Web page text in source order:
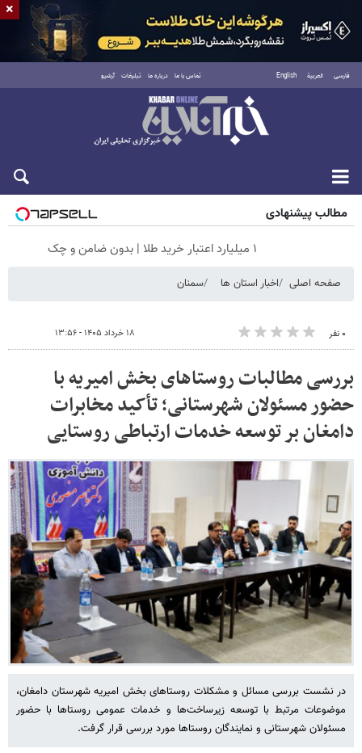
فارسی العربية English تماس با ما درباره ما تبلیغات آرشیو
جمعه ۱۶ مرداد ۱۴۰۵
مطالب پیشنهادی
۱ میلیارد اعتبار خرید طلا | بدون ضامن و چک
صفحه اصلی اخبار استان ها سمنان
۰ نفر ۱۸ خرداد ۱۴۰۵ - ۱۳:۵۶
بررسی مطالبات روستاهای بخش امیریه با
حضور مسئولان شهرستانی؛ تأکید مخابرات
دامغان بر توسعه خدمات ارتباطی روستایی
در نشست بررسی مسائل و مشکلات روستاهای بخش امیریه شهرستان دامغان،
موضوعات مرتبط با توسعه زیرساخت‌ها و خدمات عمومی روستاها با حضور
مسئولان شهرستانی و نمایندگان روستاها مورد بررسی قرار گرفت.
×